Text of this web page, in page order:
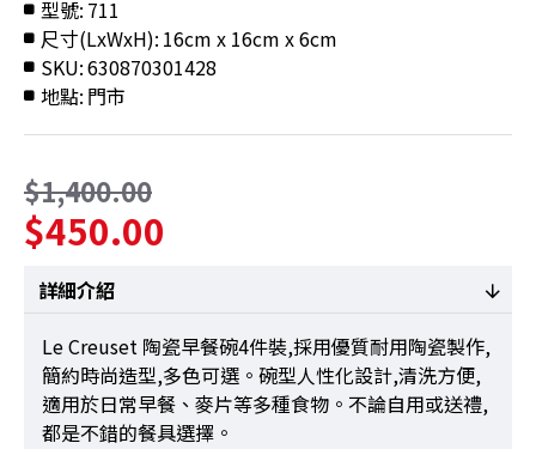
型號: 711
尺寸(LxWxH): 16cm x 16cm x 6cm
SKU:630870301428
地點: 門市
$450.00
$1,400.00
詳細介紹
Le Creuset 陶瓷早餐碗4件裝,採用優質耐用陶瓷製作,
簡約時尚造型,多色可選。碗型人性化設計,清洗方便,
適用於日常早餐、麥片等多種食物。不論自用或送禮,
都是不錯的餐具選擇。